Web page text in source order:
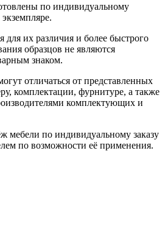
по индивидуальному
их различия и более быстрого
образцов не являются
знаком.
отличаться от представленных
комплектации, фурнитуре, а также
комплектующих и
мебели по индивидуальному заказу
по возможности её применения.